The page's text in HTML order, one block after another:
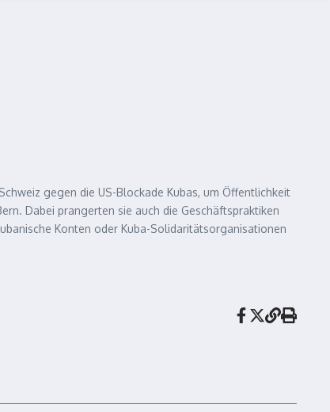
gegen die US-Blockade Kubas, um Öffentlichkeit
Dabei prangerten sie auch die Geschäftspraktiken
Konten oder Kuba-Solidaritätsorganisationen